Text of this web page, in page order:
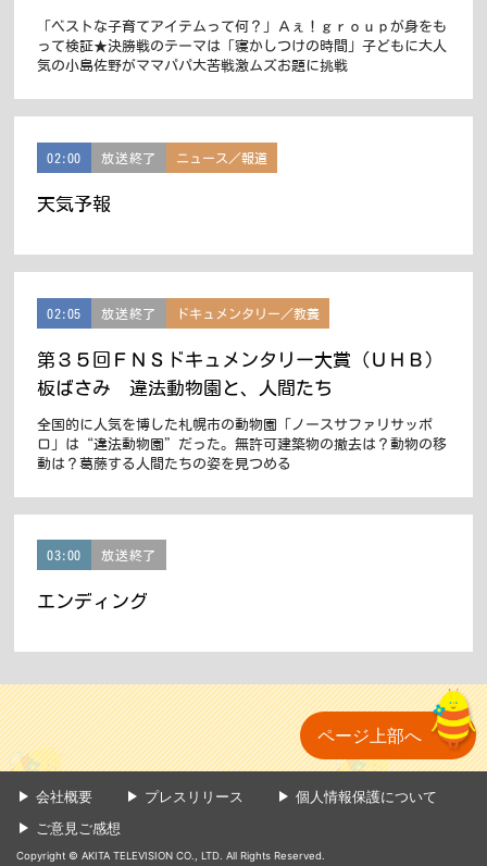
「ベストな子育てアイテムって何？」Ａぇ！ｇｒｏｕｐが身をも
って検証★決勝戦のテーマは「寝かしつけの時間」子どもに大人
気の小島佐野がママパパ大苦戦激ムズお題に挑戦
02:00 放送終了 ニュース／報道
天気予報
02:05 放送終了 ドキュメンタリー／教養
第３５回ＦＮＳドキュメンタリー大賞（ＵＨＢ）
板ばさみ 違法動物園と、人間たち
全国的に人気を博した札幌市の動物園「ノースサファリサッポ
ロ」は“違法動物園”だった。無許可建築物の撤去は？動物の移
動は？葛藤する人間たちの姿を見つめる
03:00 放送終了
エンディング
ページ上部へ
会社概要 プレスリリース
個人情報保護について
ご意見ご感想
Copyright © AKITA TELEVISION CO., LTD. All Rights Reserved.